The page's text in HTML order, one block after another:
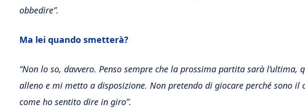
obbedire”.
Ma lei quando smetterà?
“Non lo so, davvero. Penso sempre che la prossima partita sarà
alleno e mi metto a disposizione. Non pretendo di giocare perché sono il
come ho sentito dire in giro”.